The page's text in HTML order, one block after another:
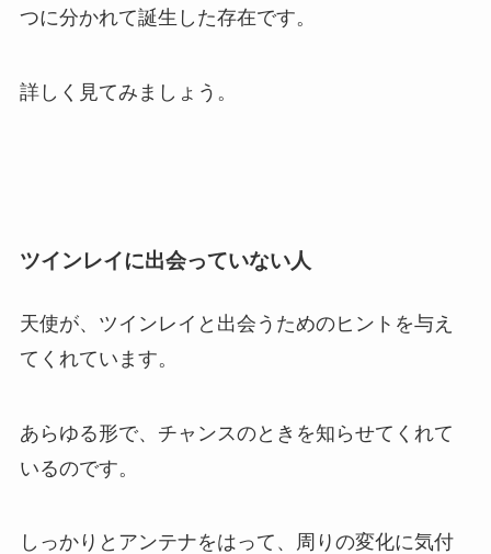
つに分かれて誕生した存在です。
詳しく見てみましょう。
ツインレイに出会っていない人
天使が、ツインレイと出会うためのヒントを与え
てくれています。
あらゆる形で、チャンスのときを知らせてくれて
いるのです。
しっかりとアンテナをはって、周りの変化に気付